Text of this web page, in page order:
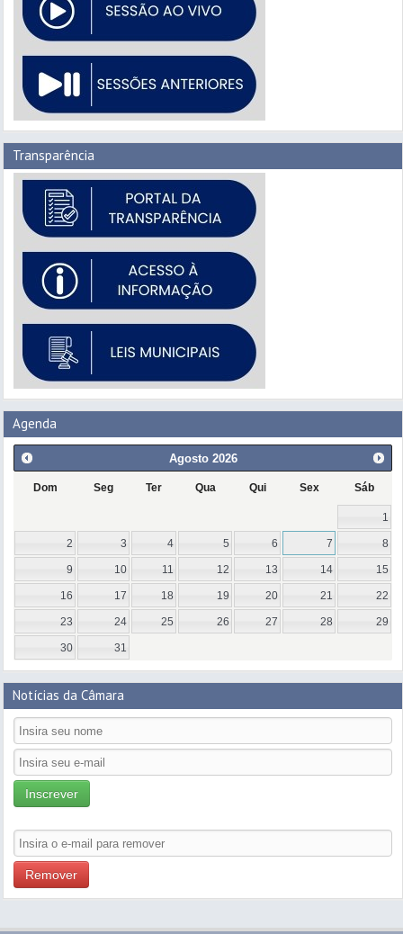
Transparência
Agenda
Agosto 2026
Dom Seg Ter Qua Qui Sex Sáb
1
2 3 4 5 6 7 8
9 10 11 12 13 14 15
16 17 18 19 20 21 22
23 24 25 26 27 28 29
30 31
Notícias da Câmara
Inscrever
Remover